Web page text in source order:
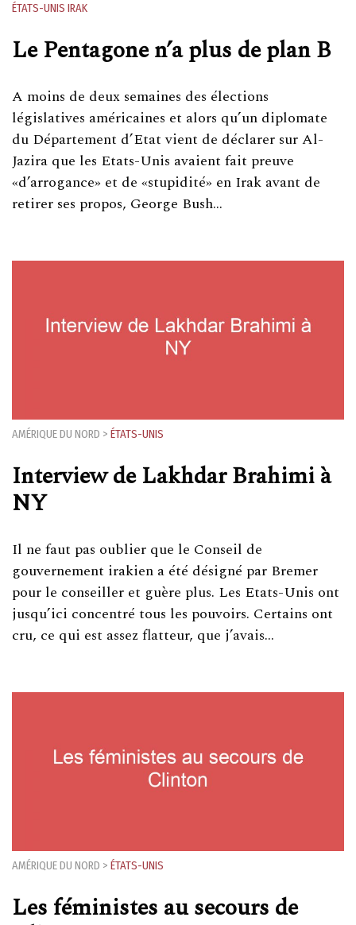
ÉTATS-UNIS IRAK
Le Pentagone n’a plus de plan B
A moins de deux semaines des élections
législatives américaines et alors qu’un diplomate
du Département d’Etat vient de déclarer sur Al-
Jazira que les Etats-Unis avaient fait preuve
«d’arrogance» et de «stupidité» en Irak avant de
retirer ses propos, George Bush…
AMÉRIQUE DU NORD > ÉTATS-UNIS
Interview de Lakhdar Brahimi à
NY
Il ne faut pas oublier que le Conseil de
gouvernement irakien a été désigné par Bremer
pour le conseiller et guère plus. Les Etats-Unis ont
jusqu’ici concentré tous les pouvoirs. Certains ont
cru, ce qui est assez flatteur, que j’avais…
AMÉRIQUE DU NORD > ÉTATS-UNIS
Les féministes au secours de